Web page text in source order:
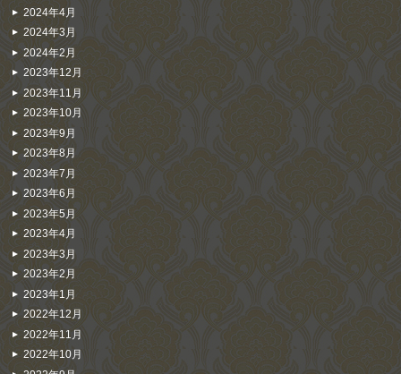
2024年4月
2024年3月
2024年2月
2023年12月
2023年11月
2023年10月
2023年9月
2023年8月
2023年7月
2023年6月
2023年5月
2023年4月
2023年3月
2023年2月
2023年1月
2022年12月
2022年11月
2022年10月